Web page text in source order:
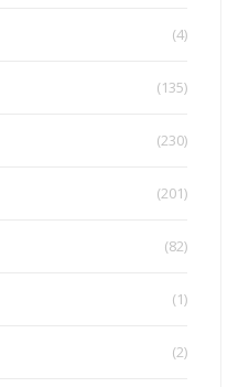
(4)
(135)
(230)
(201)
(82)
(1)
(2)